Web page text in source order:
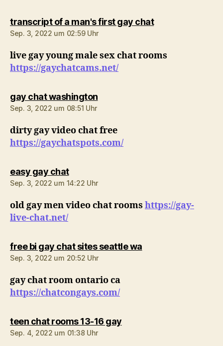
transcript of a man's first gay chatsagt:
Sep. 3, 2022 um 02:59 Uhr
live gay young male sex chat rooms
https://gaychatcams.net/
gay chat washingtonsagt:
Sep. 3, 2022 um 08:51 Uhr
dirty gay video chat free
https://gaychatspots.com/
easy gay chatsagt:
Sep. 3, 2022 um 14:22 Uhr
old gay men video chat rooms https://gay-
live-chat.net/
free bi gay chat sites seattle wasagt:
Sep. 3, 2022 um 20:52 Uhr
gay chat room ontario ca
https://chatcongays.com/
teen chat rooms 13-16 gaysagt:
Sep. 4, 2022 um 01:38 Uhr